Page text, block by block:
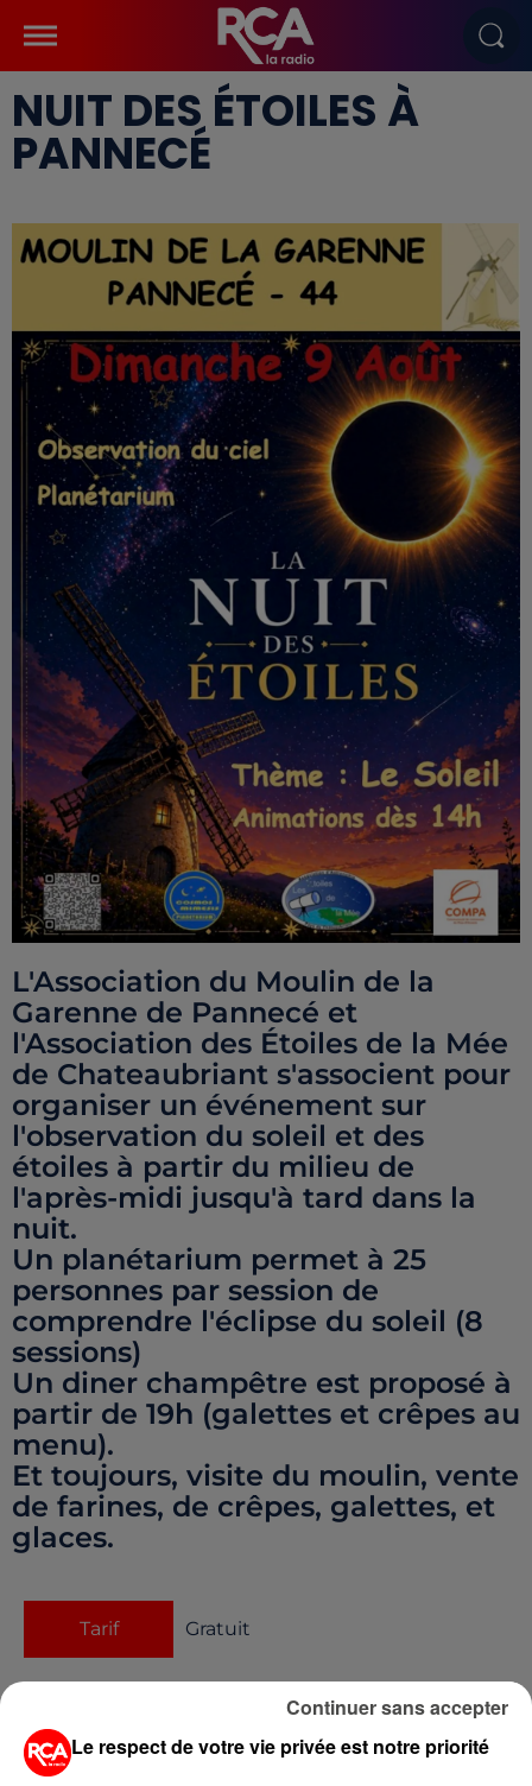
NUIT DES ÉTOILES À
PANNECÉ
L'Association du Moulin de la
Garenne de Pannecé et
l'Association des Étoiles de la Mée
de Chateaubriant s'associent pour
organiser un événement sur
l'observation du soleil et des
étoiles à partir du milieu de
l'après-midi jusqu'à tard dans la
nuit.
Un planétarium permet à 25
personnes par session de
comprendre l'éclipse du soleil (8
sessions)
Un diner champêtre est proposé à
partir de 19h (galettes et crêpes au
menu).
Et toujours, visite du moulin, vente
de farines, de crêpes, galettes, et
glaces.
Tarif Gratuit
Garenne
Le respect de votre vie privée est notre priorité
Continuer sans accepter